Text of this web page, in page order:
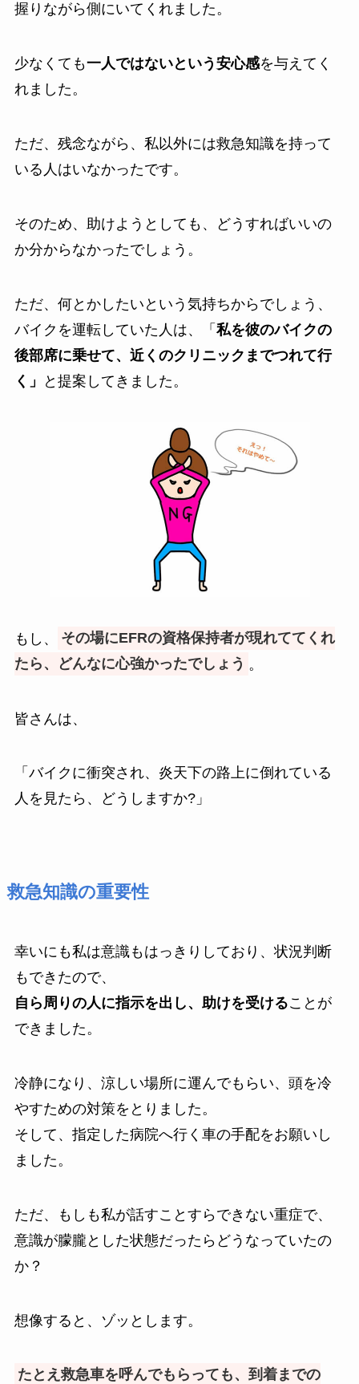
握りながら側にいてくれました。
少なくても一人ではないという安心感を与えてく
れました。
ただ、残念ながら、私以外には救急知識を持って
いる人はいなかったです。
そのため、助けようとしても、どうすればいいの
か分からなかったでしょう。
ただ、何とかしたいという気持ちからでしょう、
バイクを運転していた人は、「 私を彼のバイクの
後部席に乗せて、近くのクリニックまでつれて行
く」
と提案してきました。
もし、
その場にEFRの資格保持者が現れててくれ
たら、どんなに心強かったでしょう 。
皆さんは、
「バイクに衝突され、炎天下の路上に倒れている
人を見たら、どうしますか?」
救急知識の重要性
幸いにも私は意識もはっきりしており、状況判断
もできたので、
自ら周りの人に指示を出し、助けを受けることが
できました。
冷静になり、涼しい場所に運んでもらい、頭を冷
やすための対策をとりました。
そして、指定した病院へ行く車の手配をお願いし
ました。
ただ、もしも私が話すことすらできない重症で、
意識が朦朧とした状態だったらどうなっていたの
か？
想像すると、ゾッとします。
たとえ救急車を呼んでもらっても、到着までの